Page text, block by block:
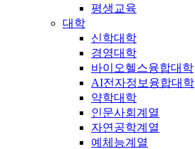
평생교육
대학
신학대학
경영대학
바이오헬스융합대학
AI전자정보융합대학
약학대학
인문사회계열
자연공학계열
예체능계열